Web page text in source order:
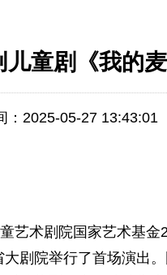
儿童剧《我的
：2025-05-27 13:43:01
艺术剧院国家艺术基
剧院举行了首场演出